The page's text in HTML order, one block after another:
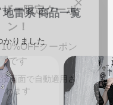
ン！
10%OFFクーポン
です
済画面で自動適用さ
れます
雷系 商品一覧
かりました